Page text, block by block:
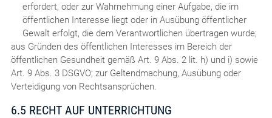
erfordert, oder zur Wahrnehmung einer Aufgabe, die im
öffentlichen Interesse liegt oder in Ausübung öffentlicher
Gewalt erfolgt, die dem Verantwortlichen übertragen wurde;
aus Gründen des öffentlichen Interesses im Bereich der
öffentlichen Gesundheit gemäß Art. 9 Abs. 2 lit. h) und i) sowie
Art. 9 Abs. 3 DSGVO; zur Geltendmachung, Ausübung oder
Verteidigung von Rechtsansprüchen.
6.5 RECHT AUF UNTERRICHTUNG